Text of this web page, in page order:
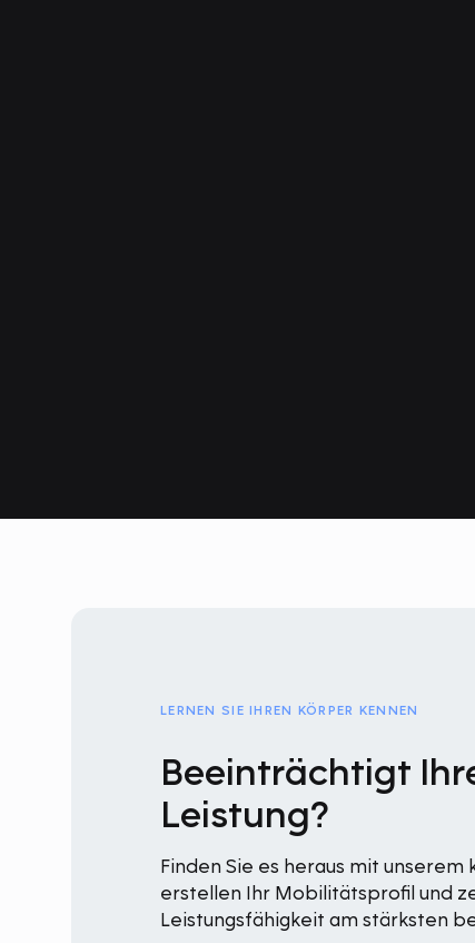
LERNEN SIE IHREN KÖRPER KENNEN
Beeinträchtigt
Leistung?
Finden Sie es heraus mit
erstellen Ihr Mobilitätsprofil und
Leistungsfähigkeit am stärksten